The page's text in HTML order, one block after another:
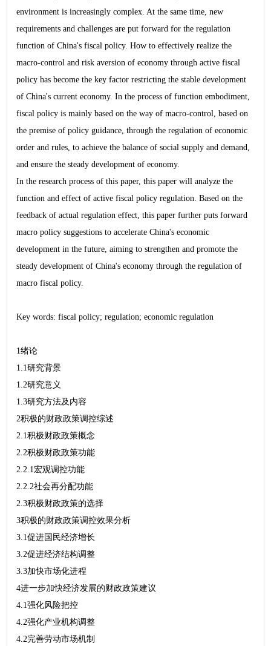
environment is increasingly complex. At the same time, new
requirements and challenges are put forward for the regulation
function of China's fiscal policy. How to effectively realize the
macro-control and risk aversion of economy through active fiscal
policy has become the key factor restricting the stable development
of China's current economy. In the process of function embodiment,
fiscal policy is mainly based on the way of macro-control, based on
the premise of policy guidance, through the regulation of economic
order and rules, to achieve the balance of social supply and demand,
and ensure the steady development of economy.
In the research process of this paper, this paper will analyze the
function and effect of active fiscal policy regulation. Based on the
feedback of actual regulation effect, this paper further puts forward
macro policy suggestions to accelerate China's economic
development in the future, aiming to strengthen and promote the
steady development of China's economy through the regulation of
macro fiscal policy.
Key words: fiscal policy; regulation; economic regulation
1绪论
1.1研究背景
1.2研究意义
1.3研究方法及内容
2积极的财政政策调控综述
2.1积极财政政策概念
2.2积极财政政策功能
2.2.1宏观调控功能
2.2.2社会再分配功能
2.3积极财政政策的选择
3积极的财政政策调控效果分析
3.1促进国民经济增长
3.2促进经济结构调整
3.3加快市场化进程
4进一步加快经济发展的财政政策建议
4.1强化风险把控
4.2强化产业机构调整
4.2完善劳动市场机制